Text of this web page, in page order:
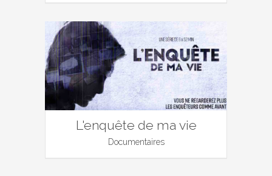
L'enquête de ma vie
Documentaires